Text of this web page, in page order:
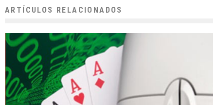
ARTÍCULOS RELACIONADOS